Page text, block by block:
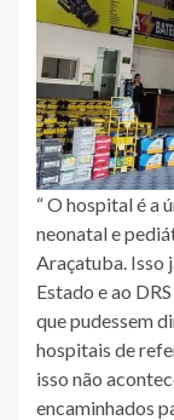
“ O hospital é a
neonatal e
Araçatuba. Isso
Estado e ao
que pudessem
hospitais de
isso não
encaminhados